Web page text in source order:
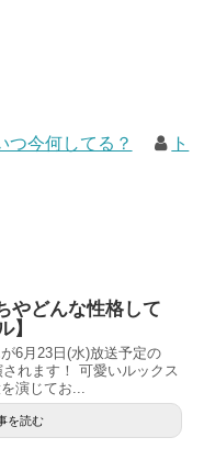
つ今何してる？
ト
やどんな性格して
】
6月23日(水)放送予定の
されます！ 可愛いルックス
演じてお...
を読む